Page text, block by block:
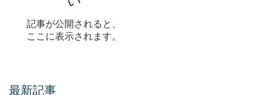
記事が公開されると、
ここに表示されます。
最新記事